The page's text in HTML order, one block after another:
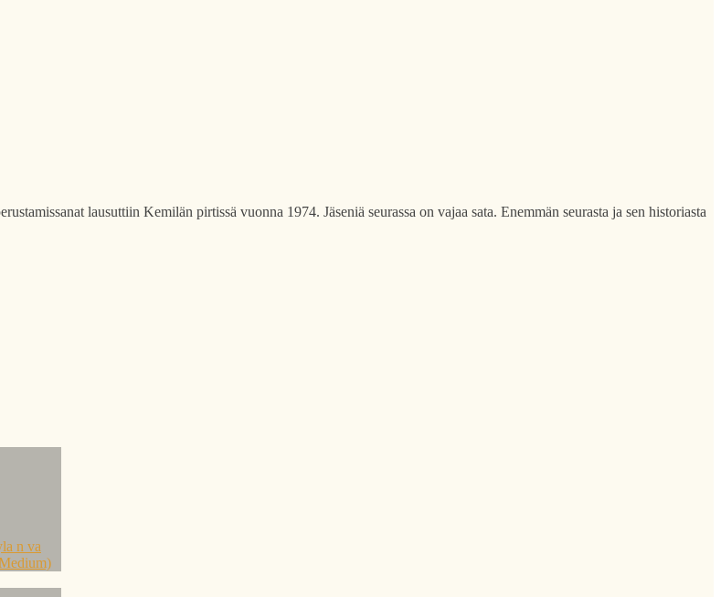
lausuttiin Kemilän pirtissä vuonna 1974. Jäseniä seurassa on vajaa sata. Enemmän seurasta ja sen historiasta